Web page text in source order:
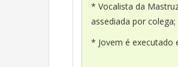
* Vocalista da
assediada por
* Jovem é executado